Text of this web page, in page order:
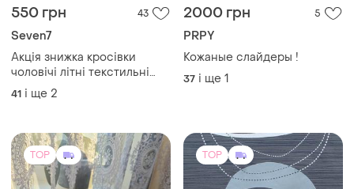
550 грн
Seven7
Акція знижка кросівки
чоловічі літні текстильні
білі легенькі seven
2000 грн
PRPY
Кожаные слайдеры !
TOP TOP